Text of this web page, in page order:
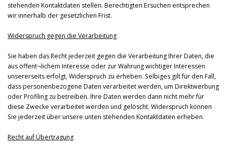
stehenden Kontaktdaten stellen. Berechtigten Ersuchen entsprechen
wir innerhalb der gesetzlichen Frist.
Widerspruch gegen die Verarbeitung
Sie haben das Recht jederzeit gegen die Verarbeitung Ihrer Daten, die
aus öffent¬lichem Interesse oder zur Wahrung wichtiger Interessen
unsererseits erfolgt, Widerspruch zu erheben. Selbiges gilt für den Fall,
dass personenbezogene Daten verarbeitet werden, um Direktwerbung
oder Profiling zu betreiben. Ihre Daten werden dann nicht mehr für
diese Zwecke verarbeitet werden und gelöscht. Widerspruch können
Sie jederzeit über unsere unten stehenden Kontaktdaten erheben.
Recht auf Übertragung